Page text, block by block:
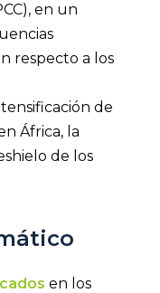
en un
respecto a los
de
África, la
de los
en los